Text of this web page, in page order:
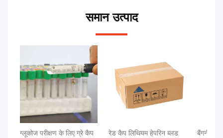
समान उत्पाद
ग्लूकोज परीक्षण के लिए ग्रे कैप
रेड कैप लिथियम हेपरिन ब्लड
बैंगनी कैप